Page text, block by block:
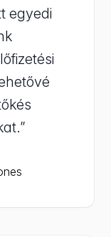
egyedi